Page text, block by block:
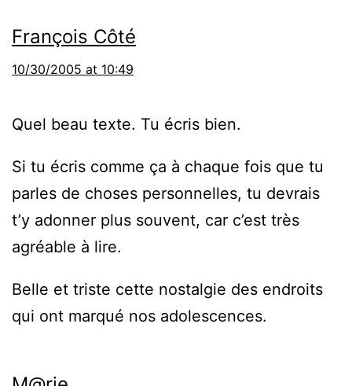
François Côté
10/30/2005 at 10:49
Quel beau texte. Tu écris bien.
Si tu écris comme ça à chaque fois que tu
parles de choses personnelles, tu devrais
t’y adonner plus souvent, car c’est très
agréable à lire.
Belle et triste cette nostalgie des endroits
qui ont marqué nos adolescences.